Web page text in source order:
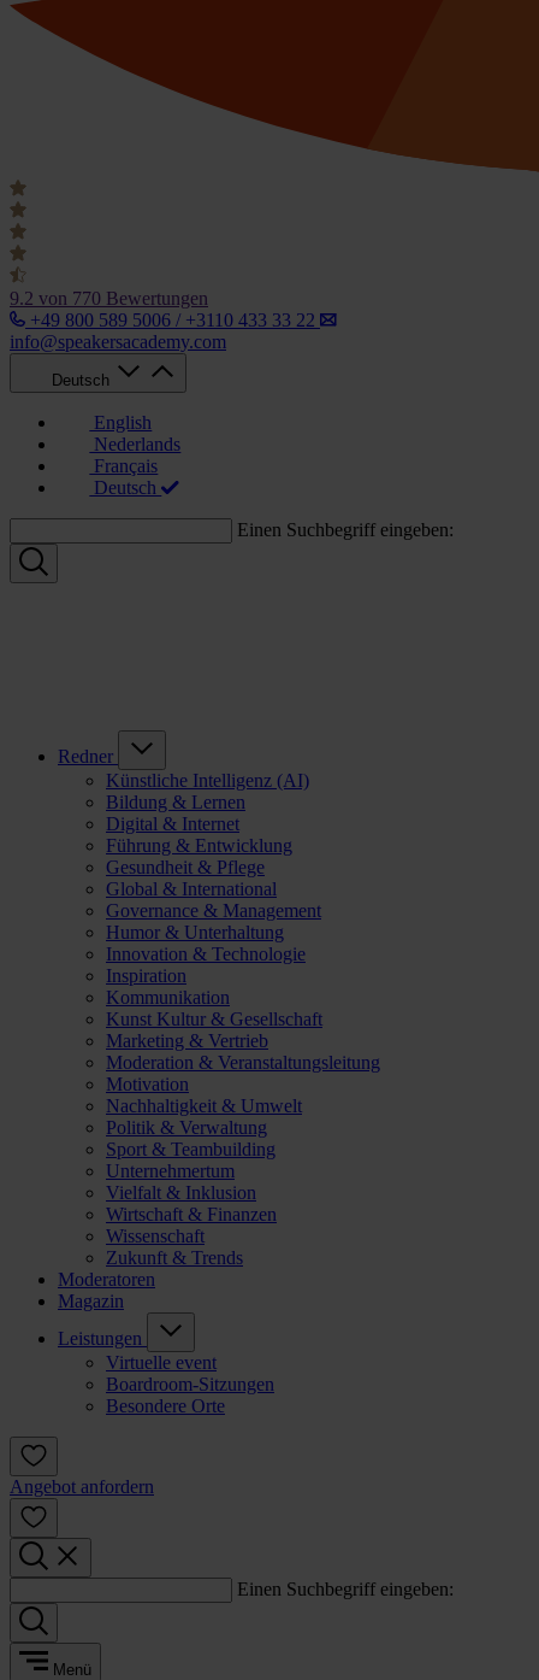
9.2 von 770 Bewertungen
+49 800 589 5006 / +3110 433 33 22
info@speakersacademy.com
Deutsch
English
Nederlands
Français
Deutsch
Einen Suchbegriff eingeben:
Redner
Künstliche Intelligenz (AI)
Bildung & Lernen
Digital & Internet
Führung & Entwicklung
Gesundheit & Pflege
Global & International
Governance & Management
Humor & Unterhaltung
Innovation & Technologie
Inspiration
Kommunikation
Kunst Kultur & Gesellschaft
Marketing & Vertrieb
Moderation & Veranstaltungsleitung
Motivation
Nachhaltigkeit & Umwelt
Politik & Verwaltung
Sport & Teambuilding
Unternehmertum
Vielfalt & Inklusion
Wirtschaft & Finanzen
Wissenschaft
Zukunft & Trends
Moderatoren
Magazin
Leistungen
Virtuelle event
Boardroom-Sitzungen
Besondere Orte
Angebot anfordern
Einen Suchbegriff eingeben:
Menü